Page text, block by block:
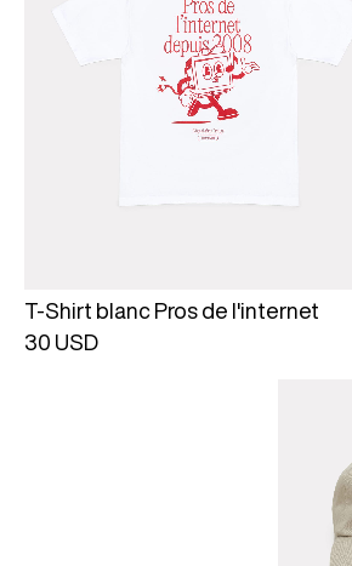
T-Shirt blanc Pros de l'internet
30 USD